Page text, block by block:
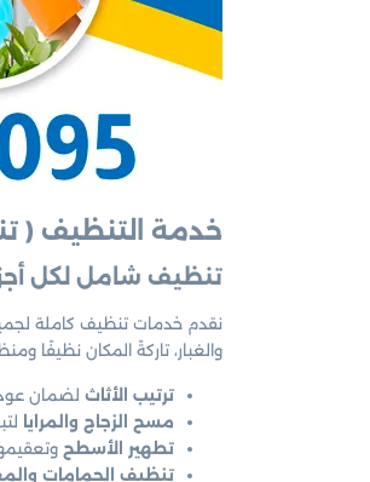
خدمة التنظيف (
تنظيف شامل لكل
نقدم خدمات تنظيف كاملة
والغبار، تاركةً المكان نظيفًا
ترتيب الأثاث لضمان
مسح الزجاج والمرايا
تطهير الأسطح
تنظيف الحمامات